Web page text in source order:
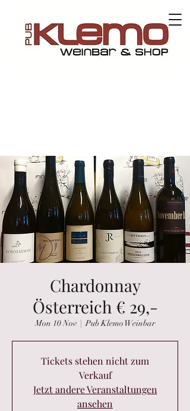
Chardonnay
Österreich € 29,-
Mon 10 Nov
  |
Pub Klemo Weinbar
Tickets stehen nicht zum
Verkauf
Jetzt andere Veranstaltungen
ansehen